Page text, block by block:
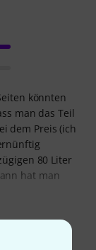
könnten
man das Teil
dem Preis (ich
80 Liter
hat man